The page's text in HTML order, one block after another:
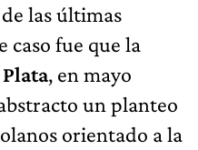
las últimas
caso fue que la
, en mayo
un planteo
orientado a la